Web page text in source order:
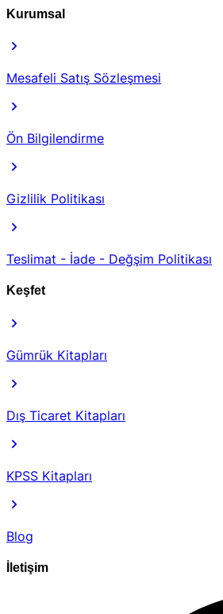
Kurumsal
Mesafeli Satış Sözleşmesi
Ön Bilgilendirme
Gizlilik Politikası
Teslimat - İade - Değşim Politikası
Keşfet
Gümrük Kitapları
Dış Ticaret Kitapları
KPSS Kitapları
Blog
İletişim